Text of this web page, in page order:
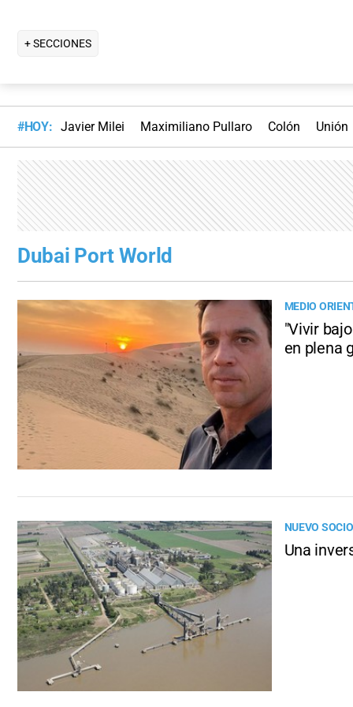
+ SECCIONES
#HOY: Javier Milei Maximiliano Pullaro Colón Unión
Dubai Port World
MEDIO
"Vivir
en plena
NUEVO
Una